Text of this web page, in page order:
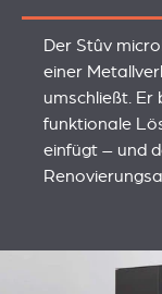
Der Stûv
einer
umschließt. Er
funktionale
einfügt – und